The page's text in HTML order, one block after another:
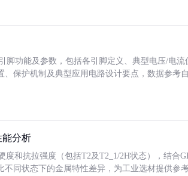
脚功能及参数，包括各引脚定义、典型电压/电
、保护机制及典型应用电路设计要点，数据参考
能分析
度和抗拉强度（包括T2及T2_1/2H状态），结合
同状态下的金属特性差异，为工业选材提供参考